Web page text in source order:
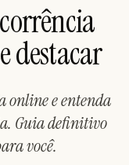
destacar
online e entenda
Guia definitivo
você.